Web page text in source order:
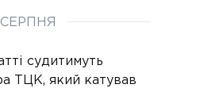
судитимуть
ТЦК, який катував